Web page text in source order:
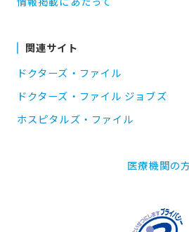
関連サイト
ドクターズ・ファイル
ドクターズ・ファイル ジョブズ
ホスピタルズ・ファイル
医療機関の